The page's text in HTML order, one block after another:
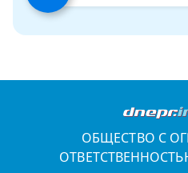
ОБЩЕСТВО С